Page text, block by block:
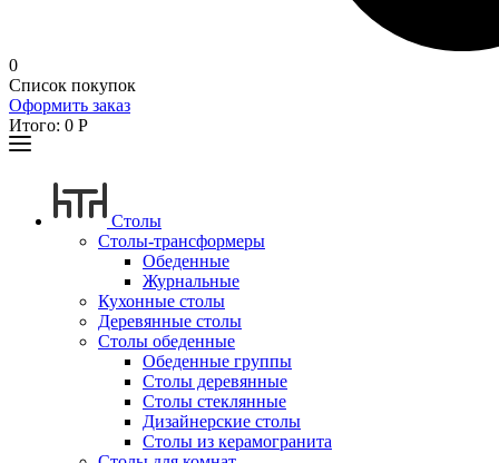
0
Список покупок
Оформить заказ
Итого: 0 Р
Столы
Столы-трансформеры
Обеденные
Журнальные
Кухонные столы
Деревянные столы
Столы обеденные
Обеденные группы
Столы деревянные
Столы стеклянные
Дизайнерские столы
Столы из керамогранита